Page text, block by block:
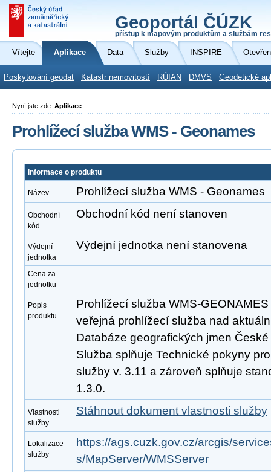
Geoportál ČÚZK
přístup k mapovým produktům a službám
Vítejte Aplikace Data Služby INSPIRE
Poskytování geodat Katastr nemovitostí RÚIAN DMVS Geodetické
Nyní jste zde: Aplikace
Prohlížecí služba WMS - Geonames
Informace o produktu
Název Prohlížecí služba WMS - Geonames
Obchodní
kód
Obchodní kód není stanoven
Výdejní
jednotka
Výdejní jednotka není stanovena
Cena za
jednotku
Popis
produktu
Prohlížecí služba WMS-
veřejná prohlížecí služba nad
Databáze geografických jmen
Služba splňuje Technické pokyny
služby v. 3.11 a zároveň splňuje
1.3.0.
Vlastnosti
služby
Stáhnout dokument vlastnosti služby
Lokalizace
služby
https://ags.cuzk.gov.cz/arcgis/
s/MapServer/WMSServer